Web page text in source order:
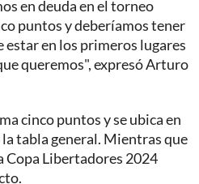
en deuda en el torneo
puntos y deberíamos tener
estar en los primeros lugares
queremos", expresó Arturo
cinco puntos y se ubica en
tabla general. Mientras que
Copa Libertadores 2024